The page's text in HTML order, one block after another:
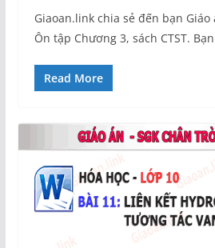
Giaoan.link chia sẻ đến bạn Giáo
Ôn tập Chương 3, sách CTST.
Read More